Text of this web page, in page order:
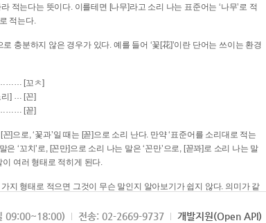
고 소리 나는 표준어는 ‘나무’로 적
적는다.
충분하지 않은 경우가 있다. 예를 들어 ‘꽃[花]’이란 단어는 쓰이는 환경
[꼬ㅊ]
] … [꼰]
[꼳]
[꼰]으로, ‘꽃과’일 때는 [꼳]으로 소리 난다. 만약 ‘표준어를 소리대로 적는
로, [꼳꽈]로 소리 나는 말
이 여러 형태로 적히게 된다.
지 형태로 적으면 그것이 무슨 말인지 알아보기가 쉽지 않다. 의미가 같
.09:00~18:00) 전송: 02-2669-9737 개발지원(Open API)